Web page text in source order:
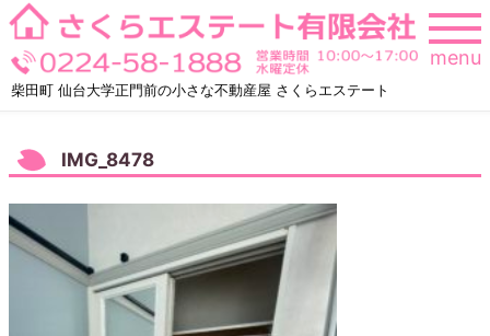
Skip
to
content
柴田町 仙台大学正門前の小さな不動産屋 さくらエステート
menu
IMG_8478